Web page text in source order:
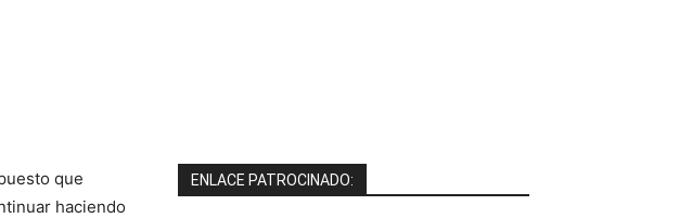
que
haciendo
ENLACE PATROCINADO: